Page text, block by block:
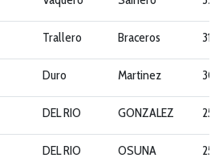
Trallero Braceros
Duro Martinez
DEL RIO GONZALEZ
DEL RIO OSUNA